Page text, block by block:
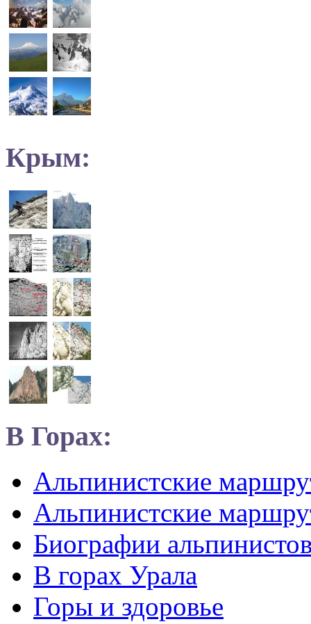
Крым:
В Горах:
Альпинистские
Альпинистские
Биографии
В горах Урала
Горы и здоровье